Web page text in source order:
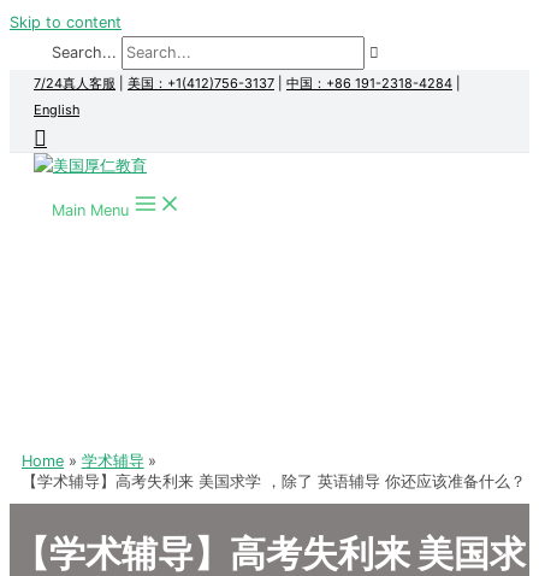
Skip to content
Search...
7/24真人客服 美国：+1(412)756-3137 中国：+86 191-2318-4284
English
Main Menu
Home
学术辅导
【学术辅导】高考失利来 美国求学 ，除了 英语辅导 你还应该准备什么？
【学术辅导】高考失利来 美国求